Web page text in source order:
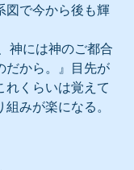
図で今から後も輝
だから。』目先が
れくらいは覚えて
みが楽になる。